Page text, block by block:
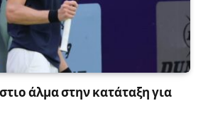
άλμα στην κατάταξη για